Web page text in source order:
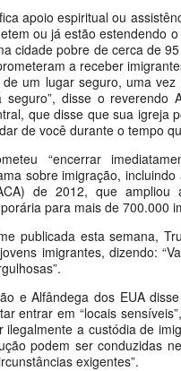
apoio espiritual ou
ou já estão estendendo
cidade pobre de cerca de
a receber
um lugar seguro, uma
disse o reverendo
que disse que sua igreja
de você durante o tempo
“encerrar
sobre imigração, incluindo
de 2012, que ampliou
para mais de 700.000
publicada esta semana,
imigrantes, dizendo:
e Alfândega dos EUA
entrar em “locais
a custódia de
podem ser conduzidas
exigentes”.